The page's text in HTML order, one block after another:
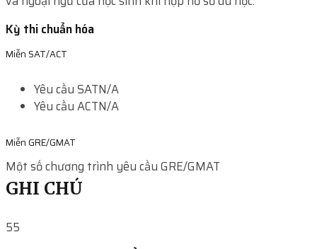
Kỳ thi chuẩn hóa
Miễn SAT/ACT
Yêu cầu SATN/A
Yêu cầu ACTN/A
Miễn GRE/GMAT
Một số chương trình yêu cầu GRE/GMAT
GHI CHÚ
55